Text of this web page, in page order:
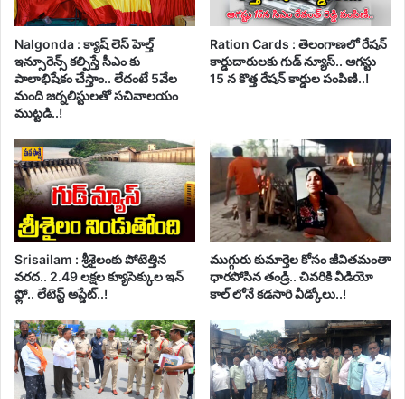
Nalgonda : క్యాష్ లెస్ హెల్త్
ఇన్సూరెన్స్ కల్పిస్తే సీఎం కు
పాలాభిషేకం చేస్తాం.. లేదంటే 5వేల
మంది జర్నలిస్టులతో సచివాలయం
ముట్టడి..!
Ration Cards : తెలంగాణలో రేషన్
కార్డుదారులకు గుడ్ న్యూస్.. ఆగస్టు
15 న కొత్త రేషన్ కార్డుల పంపిణి..!
Srisailam : శ్రీశైలంకు పోటెత్తిన
వరద.. 2.49 లక్షల క్యూసెక్కుల ఇన్
ఫ్లో.. లేటెస్ట్ అప్డేట్..!
ముగ్గురు కుమార్తెల కోసం జీవితమంతా
ధారపోసిన తండ్రి.. చివరికి వీడియో
కాల్ లోనే కడసారి వీడ్కోలు..!